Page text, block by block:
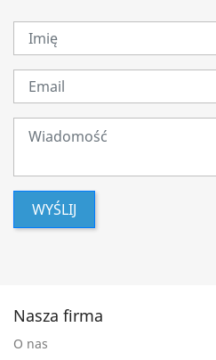
WYŚLIJ
Nasza firma
O nas